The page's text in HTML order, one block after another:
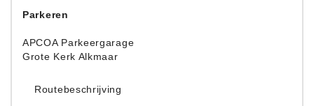
Parkeren
APCOA Parkeergarage
Grote Kerk Alkmaar
Routebeschrijving